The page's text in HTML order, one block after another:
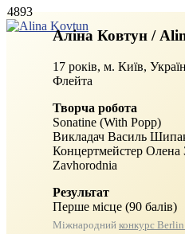
4893
Аліна Ковтун /
17 років, м. Київ,
Флейта
Творча робота
Sonatine (With Popp)
Викладач Василь
Концертмейстер Олена
Zavhorodnia
Результат
Перше місце (90 балів)
Міжнародний конкурс